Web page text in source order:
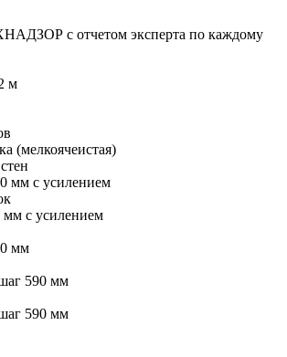
с отчетом эксперта по каждому
м
(мелкоячеистая)
мм с усилением
с усилением
мм
590 мм
590 мм